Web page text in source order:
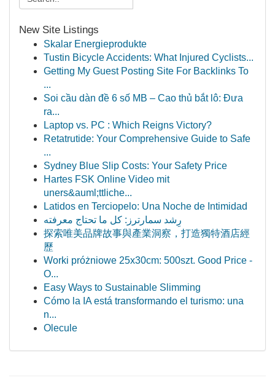
New Site Listings
Skalar Energieprodukte
Tustin Bicycle Accidents: What Injured Cyclists...
Getting My Guest Posting Site For Backlinks To
...
Soi cầu dàn đề 6 số MB – Cao thủ bắt lô: Đưa
ra...
Laptop vs. PC : Which Reigns Victory?
Retatrutide: Your Comprehensive Guide to Safe
...
Sydney Blue Slip Costs: Your Safety Price
Hartes FSK Online Video mit
uners&auml;ttliche...
Latidos en Terciopelo: Una Noche de Intimidad
رِشد سمارترز: كل ما تحتاج معرفته
探索唯美品牌故事與產業洞察，打造獨特酒店經
歷
Worki próżniowe 25x30cm: 500szt. Good Price -
O...
Easy Ways to Sustainable Slimming
Cómo la IA está transformando el turismo: una
n...
Olecule